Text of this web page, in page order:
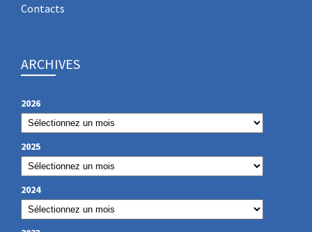
Contacts
ARCHIVES
2026
2025
2024